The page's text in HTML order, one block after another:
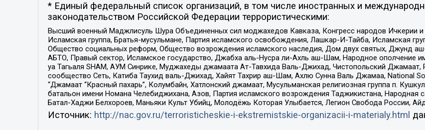
* Единый федеральный список организаций, в том числе иностранных и
законодательством Российской Федерации террористическими:
Высший военный Маджлисуль Шура Объединенных сил моджахедов Кавказа, Конгресс народов Ичкерии и
Исламская группа, Братья-мусульмане, Партия исламского освобождения, Лашкар-И-Тайба, Исламская
Общество социальных реформ, Общество возрождения исламского наследия, Дом двух святых, Джунд
АБТО, Правый сектор, Исламское государство, Джабха аль-Нусра ли-Ахль аш-Шам, Народное ополчение
уа Тагьаля SHAM, АУМ Синрике, Муджахеды джамаата Ат-Тавхида Валь-Джихад, Чистопольский Джамаат,
сообщество Сеть, Катиба Таухид валь-Джихад, Хайят Тахрир аш-Шам, Ахлю Сунна Валь Джамаа, National
“Джамаат “Красный пахарь”, Колумбайн, Хатлонский джамаат, Мусульманская религиозная группа п.
батальон имени Номана Челебиджихана, Азов, Партия исламского возрождения Таджикистана,
Батал-Хаджи Белхороев, Маньяки Культ Убийц, Молодёжь Которая Улыбается, Легион Свобода России,
Источник: http://nac.gov.ru/terroristicheskie-i-ekstremistskie-organizacii-i-materialy.html